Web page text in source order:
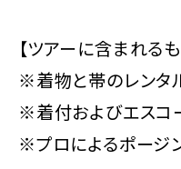
【ツアーに含まれるも
※着物と帯のレンタ
※着付およびエスコ
※プロによるポージ